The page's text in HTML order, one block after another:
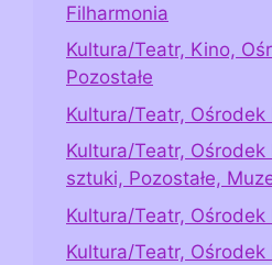
Filharmonia
Kultura/Teatr, Kino,
Pozostałe
Kultura/Teatr, Ośrodek
Kultura/Teatr, Ośrodek
sztuki, Pozostałe,
Kultura/Teatr, Ośrodek
Kultura/Teatr, Ośrodek